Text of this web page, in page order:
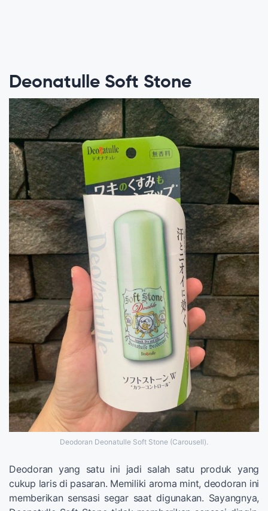
Deonatulle Soft Stone
Deodoran Deonatulle Soft Stone (Carousell).
Deodoran yang satu ini jadi salah satu produk yang
cukup laris di pasaran. Memiliki aroma mint, deodoran ini
memberikan sensasi segar saat digunakan. Sayangnya,